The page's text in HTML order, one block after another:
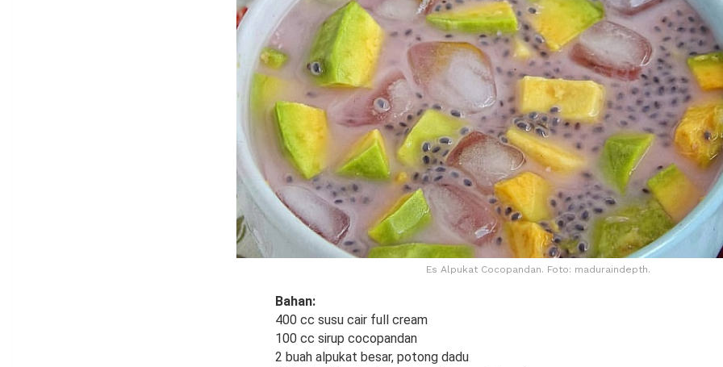
Es Alpukat Cocopandan. Foto: maduraindepth.
Bahan:
400 cc susu cair full cream
100 cc sirup cocopandan
2 buah alpukat besar, potong dadu